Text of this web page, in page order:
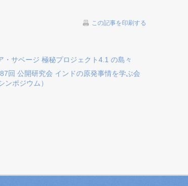
この記事を印刷する
サベージ 極秘プロジェクト4.1 の島々
回 公開研究会 インドの原発事情を学ぶ会
ポジウム）